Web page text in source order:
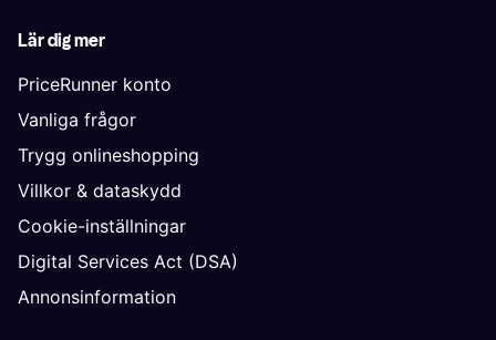
Lär dig mer
PriceRunner konto
Vanliga frågor
Trygg onlineshopping
Villkor & dataskydd
Cookie-inställningar
Digital Services Act (DSA)
Annonsinformation